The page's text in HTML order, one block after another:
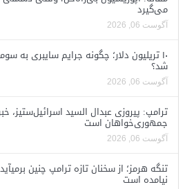
می‌گیرد
آگوست 06, 2026
۱۰ تریلیون دلار؛ چگونه جرایم سایبری به
شد؟
آگوست 06, 2026
ترامپ: پیروزی عبدال السید اسرائیل‌ستیز،
جمهوری‌خواهان است
آگوست 06, 2026
تنگه هرمز؛ از سخنان تازه ترامپ چنین
نیامده است